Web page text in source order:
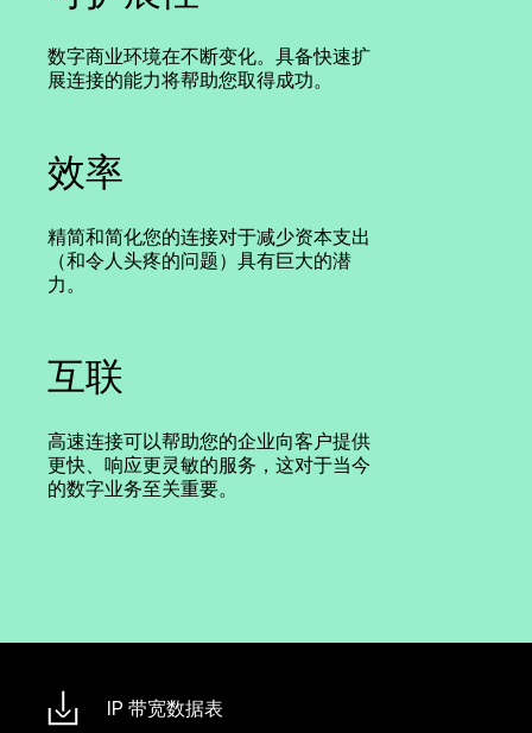
数字商业环境在不断变化。具备快速扩
展连接的能力将帮助您取得成功。
效率
精简和简化您的连接对于减少资本支出
（和令人头疼的问题）具有巨大的潜
力。
互联
高速连接可以帮助您的企业向客户提供
更快、响应更灵敏的服务，这对于当今
的数字业务至关重要。
IP 带宽数据表